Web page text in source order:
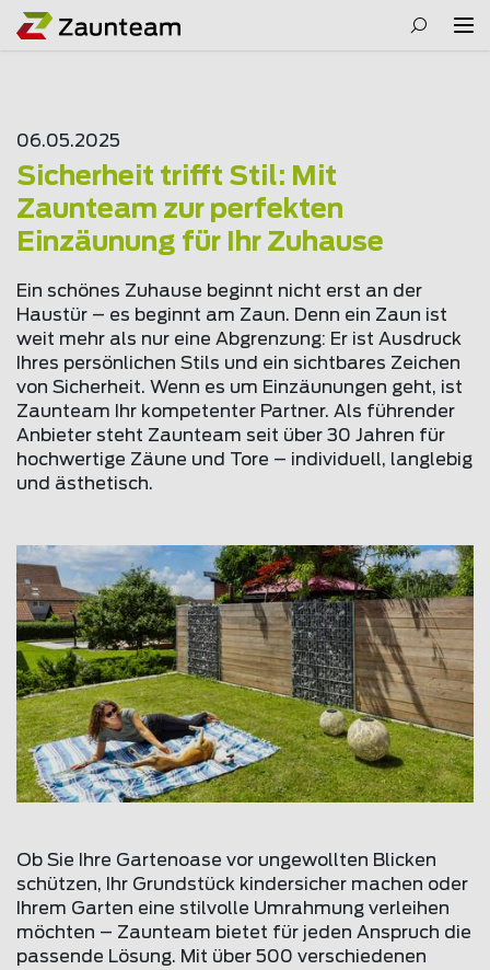
06.05.2025
Sicherheit trifft Stil: Mit
Zaunteam zur perfekten
Einzäunung für Ihr Zuhause
Ein schönes Zuhause beginnt nicht erst an der
Haustür – es beginnt am Zaun. Denn ein Zaun ist
weit mehr als nur eine Abgrenzung: Er ist Ausdruck
Ihres persönlichen Stils und ein sichtbares Zeichen
von Sicherheit. Wenn es um Einzäunungen geht, ist
Zaunteam Ihr kompetenter Partner. Als führender
Anbieter steht Zaunteam seit über 30 Jahren für
hochwertige Zäune und Tore – individuell, langlebig
und ästhetisch.
Ob Sie Ihre Gartenoase vor ungewollten Blicken
schützen, Ihr Grundstück kindersicher machen oder
Ihrem Garten eine stilvolle Umrahmung verleihen
möchten – Zaunteam bietet für jeden Anspruch die
passende Lösung. Mit über 500 verschiedenen